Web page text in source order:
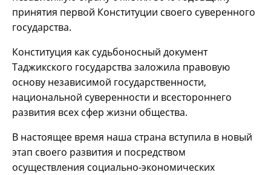
принятия первой Конституции своего суверенного
государства.
Конституция как судьбоносный документ
Таджикского государства заложила правовую
основу независимой государственности,
национальной суверенности и всестороннего
развития всех сфер жизни общества.
В настоящее время наша страна вступила в новый
этап своего развития и посредством
осуществления социально-экономических